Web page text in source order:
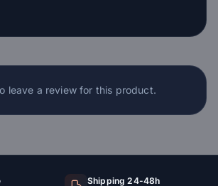
leave a review for this product.
Shipping 24-48h